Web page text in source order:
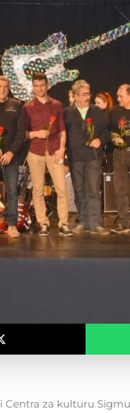
Centra za kulturu